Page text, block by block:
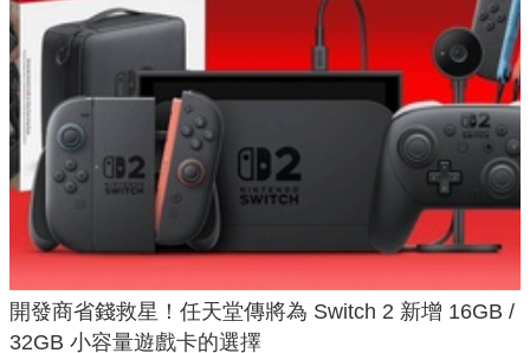
開發商省錢救星！任天堂傳將為 Switch 2 新增 16GB /
32GB 小容量遊戲卡的選擇